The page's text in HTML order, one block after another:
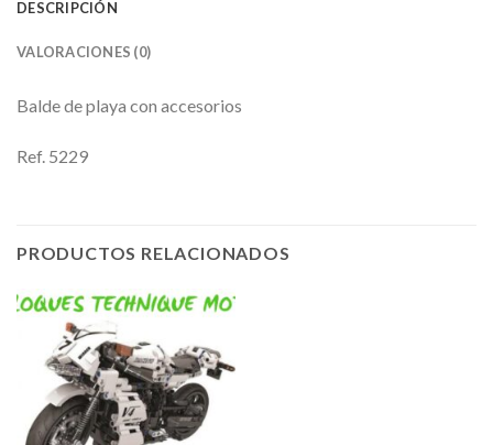
DESCRIPCIÓN
VALORACIONES (0)
Balde de playa con accesorios
Ref. 5229
PRODUCTOS RELACIONADOS